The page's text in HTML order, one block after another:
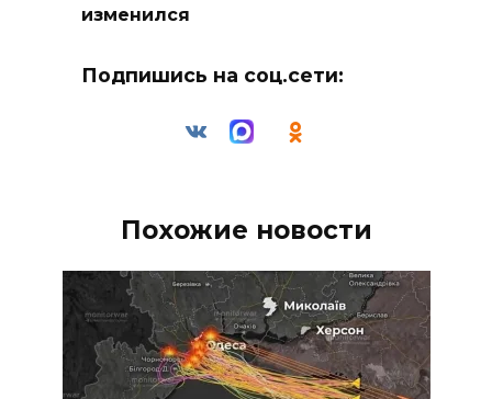
изменился
Подпишись на соц.сети:
Похожие новости